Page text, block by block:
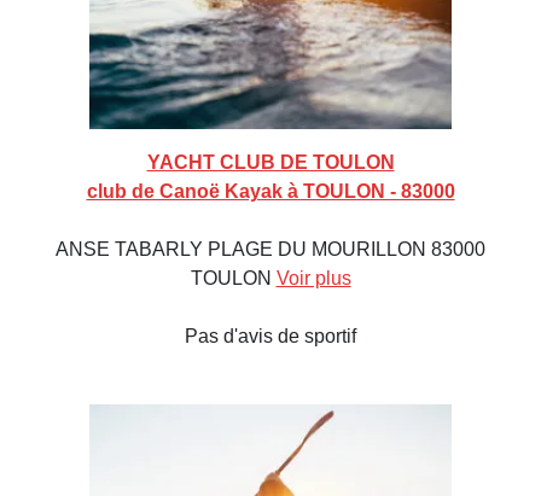
YACHT CLUB DE TOULON
club de Canoë Kayak à TOULON - 83000
ANSE TABARLY PLAGE DU MOURILLON 83000
TOULON Voir plus
Pas d'avis de sportif